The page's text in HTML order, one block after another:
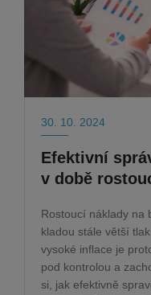
30. 10. 2024
Efektivní
v době
Rostoucí náklady na
kladou stále větší
vysoké inflace je
pod kontrolou a
si, jak efektivně